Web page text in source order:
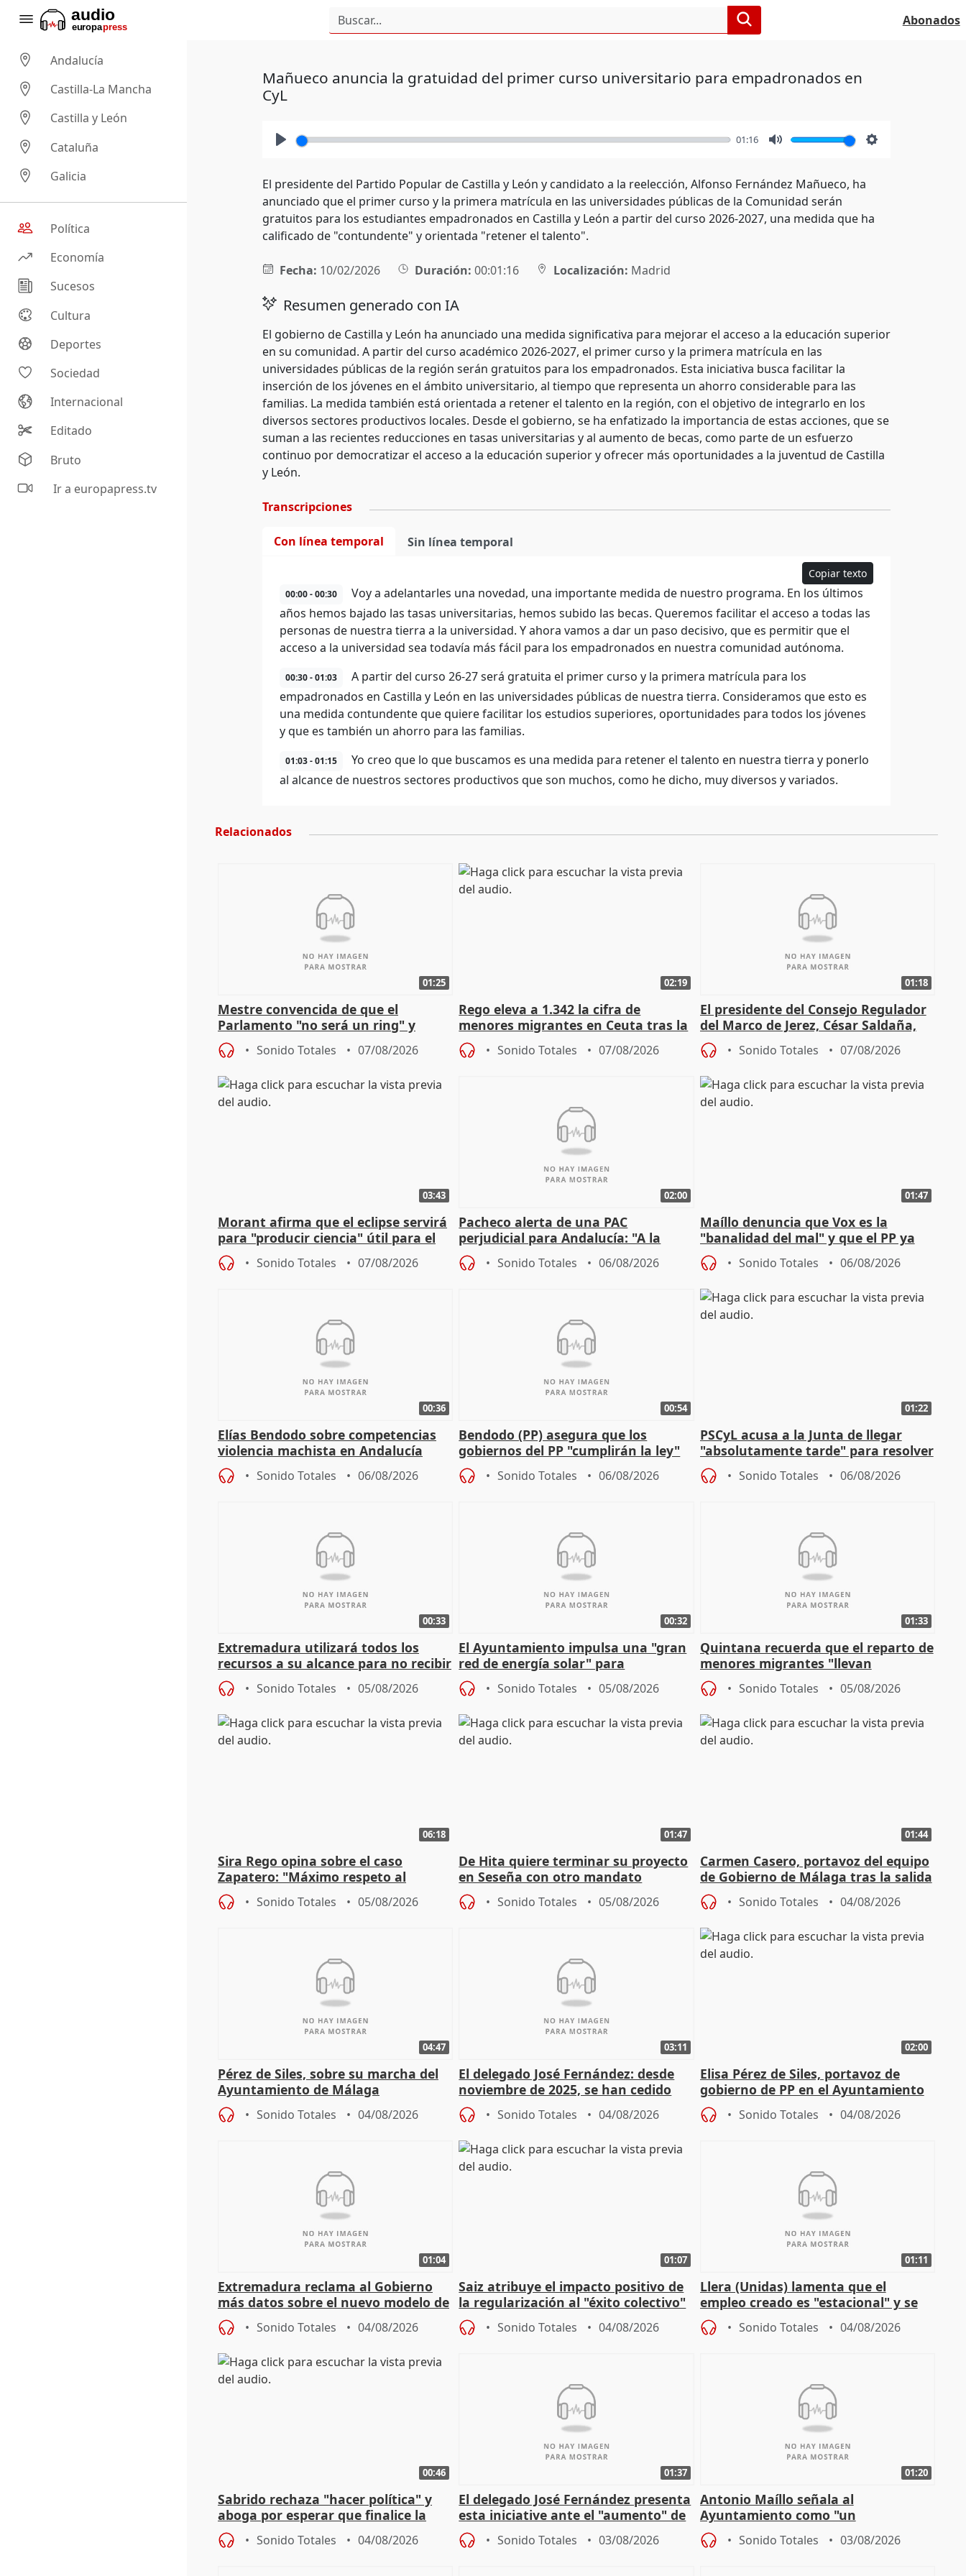
Abonados
Andalucía
Castilla-La Mancha
Castilla y León
Cataluña
Galicia
Política
Economía
Sucesos
Cultura
Deportes
Sociedad
Internacional
Editado
Bruto
Ir a europapress.tv
Mañueco anuncia la gratuidad del primer curso universitario para empadronados en
CyL
01:16
El presidente del Partido Popular de Castilla y León y candidato a la reelección, Alfonso Fernández Mañueco, ha
anunciado que el primer curso y la primera matrícula en las universidades públicas de la Comunidad serán
gratuitos para los estudiantes empadronados en Castilla y León a partir del curso 2026-2027, una medida que ha
calificado de "contundente" y orientada "retener el talento".
Fecha: 10/02/2026 Duración: 00:01:16 Localización: Madrid
Resumen generado con IA
El gobierno de Castilla y León ha anunciado una medida significativa para mejorar el acceso a la educación superior
en su comunidad. A partir del curso académico 2026-2027, el primer curso y la primera matrícula en las
universidades públicas de la región serán gratuitos para los empadronados. Esta iniciativa busca facilitar la
inserción de los jóvenes en el ámbito universitario, al tiempo que representa un ahorro considerable para las
familias. La medida también está orientada a retener el talento en la región, con el objetivo de integrarlo en los
diversos sectores productivos locales. Desde el gobierno, se ha enfatizado la importancia de estas acciones, que se
suman a las recientes reducciones en tasas universitarias y al aumento de becas, como parte de un esfuerzo
continuo por democratizar el acceso a la educación superior y ofrecer más oportunidades a la juventud de Castilla
y León.
Transcripciones
Con línea temporal Sin línea temporal
Copiar texto
00:00 - 00:30
Voy a adelantarles una novedad, una importante medida de nuestro programa. En los últimos
años hemos bajado las tasas universitarias, hemos subido las becas. Queremos facilitar el acceso a todas las
personas de nuestra tierra a la universidad. Y ahora vamos a dar un paso decisivo, que es permitir que el
acceso a la universidad sea todavía más fácil para los empadronados en nuestra comunidad autónoma.
00:30 - 01:03
A partir del curso 26-27 será gratuita el primer curso y la primera matrícula para los
empadronados en Castilla y León en las universidades públicas de nuestra tierra. Consideramos que esto es
una medida contundente que quiere facilitar los estudios superiores, oportunidades para todos los jóvenes
y que es también un ahorro para las familias.
01:03 - 01:15
Yo creo que lo que buscamos es una medida para retener el talento en nuestra tierra y ponerlo
al alcance de nuestros sectores productivos que son muchos, como he dicho, muy diversos y variados.
Relacionados
01:25
Mestre convencida de que el
Parlamento "no será un ring" y
defiende "estabilidad" del pacto con
Vox
Sonido Totales 07/08/2026
02:19
Rego eleva a 1.342 la cifra de
menores migrantes en Ceuta tras la
entrada masiva
Sonido Totales 07/08/2026
01:18
El presidente del Consejo Regulador
del Marco de Jerez, César Saldaña,
sobre exportaciones
Sonido Totales 07/08/2026
03:43
Morant afirma que el eclipse servirá
para "producir ciencia" útil para el
resto del mundo
Sonido Totales 07/08/2026
02:00
Pacheco alerta de una PAC
perjudicial para Andalucía: "A la
agricultura hay que protegerla"
Sonido Totales 06/08/2026
01:47
Maíllo denuncia que Vox es la
"banalidad del mal" y que el PP ya
asume todas sus tesis
Sonido Totales 06/08/2026
00:36
Elías Bendodo sobre competencias
violencia machista en Andalucía
Sonido Totales 06/08/2026
00:54
Bendodo (PP) asegura que los
gobiernos del PP "cumplirán la ley"
sobre los menores migrantes
Sonido Totales 06/08/2026
01:22
PSCyL acusa a la Junta de llegar
"absolutamente tarde" para resolver
problemas como Newcastle
Sonido Totales 06/08/2026
00:33
Extremadura utilizará todos los
recursos a su alcance para no recibir
más menores migrantes
Sonido Totales 05/08/2026
00:32
El Ayuntamiento impulsa una "gran
red de energía solar" para
autoconsumo
Sonido Totales 05/08/2026
01:33
Quintana recuerda que el reparto de
menores migrantes "llevan
aportación del Gobierno" central
Sonido Totales 05/08/2026
06:18
Sira Rego opina sobre el caso
Zapatero: "Máximo respeto al
proceso judicial"
Sonido Totales 05/08/2026
01:47
De Hita quiere terminar su proyecto
en Seseña con otro mandato
Sonido Totales 05/08/2026
01:44
Carmen Casero, portavoz del equipo
de Gobierno de Málaga tras la salida
de Pérez de Siles
Sonido Totales 04/08/2026
04:47
Pérez de Siles, sobre su marcha del
Ayuntamiento de Málaga
Sonido Totales 04/08/2026
03:11
El delegado José Fernández: desde
noviembre de 2025, se han cedido
9.810 ayudas por nacimiento
Sonido Totales 04/08/2026
02:00
Elisa Pérez de Siles, portavoz de
gobierno de PP en el Ayuntamiento
de Málaga, deja la política
Sonido Totales 04/08/2026
01:04
Extremadura reclama al Gobierno
más datos sobre el nuevo modelo de
financiación
Sonido Totales 04/08/2026
01:07
Saiz atribuye el impacto positivo de
la regularización al "éxito colectivo"
del Gobierno
Sonido Totales 04/08/2026
01:11
Llera (Unidas) lamenta que el
empleo creado es "estacional" y se
"esfumará" al acabar el verano
Sonido Totales 04/08/2026
00:46
Sabrido rechaza "hacer política" y
aboga por esperar que finalice la
investigación del incendio
Sonido Totales 04/08/2026
01:37
El delegado José Fernández presenta
esta iniciative ante el "aumento" de
personas sin hogar en Madri
Sonido Totales 03/08/2026
01:20
Antonio Maíllo señala al
Ayuntamiento como "un
especulador más" sobre viviendas de
Jiménez Becerril
Sonido Totales 03/08/2026